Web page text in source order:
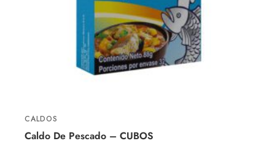
CALDOS
Caldo De Pescado – CUBOS